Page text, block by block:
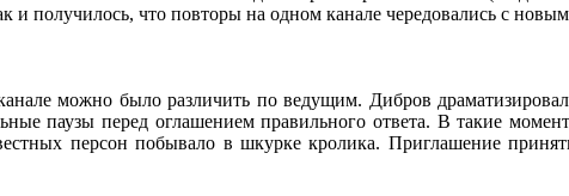
и получилось, что повторы на одном канале чередовались с
можно было различить по ведущим. Дибров драматизировал
паузы перед оглашением правильного ответа. В такие
персон побывало в шкурке кролика. Приглашение